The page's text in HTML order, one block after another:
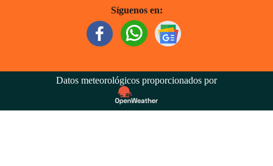
Síguenos en:
Datos meteorológicos proporcionados por